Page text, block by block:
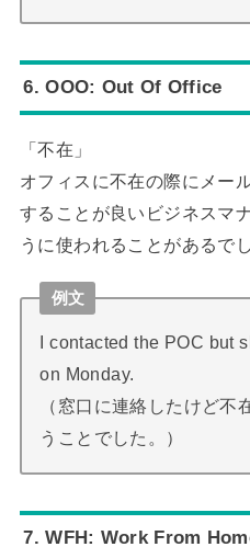
6. OOO: Out Of Office
「不在」
オフィスに不在の際にメー
することが良いビジネスマ
うに使われることがあるで
例文
I contacted the POC but
on Monday.
（窓口に連絡したけど不
うことでした。）
7. WFH: Work From